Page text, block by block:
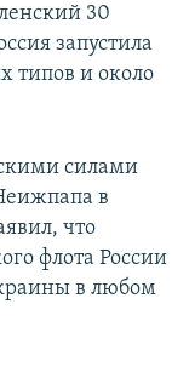
30
запустила
типов и около
силами
в
что
флота России
в любом